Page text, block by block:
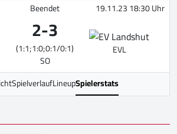
Beendet 19.11.23 18:30 Uhr
2-3
(1:1;1:0;0:1/0:1)
SO
EVL
SpielverlaufLineupSpielerstats